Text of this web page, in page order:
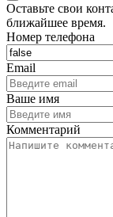
Оставьте свои
ближайшее время.
Номер телефона
Email
Ваше имя
Комментарий